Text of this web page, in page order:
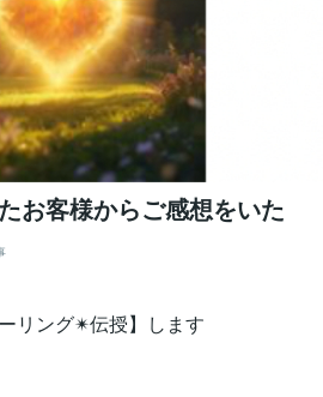
お客様からご感想をいた
リング✴︎伝授】します